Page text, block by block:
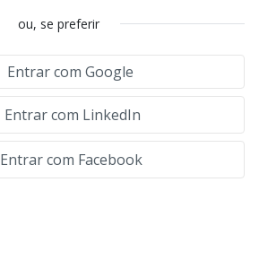
ou, se preferir
Entrar com Google
Entrar com LinkedIn
Entrar com Facebook